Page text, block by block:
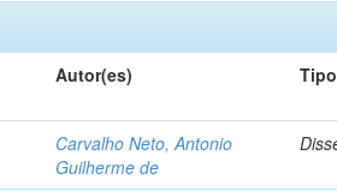
Autor(es) Tipo
Carvalho Neto, Antonio
Guilherme de